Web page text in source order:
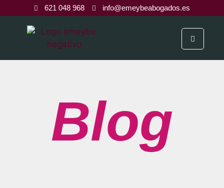
621 048 968 info@emeybeabogados.es
Blog